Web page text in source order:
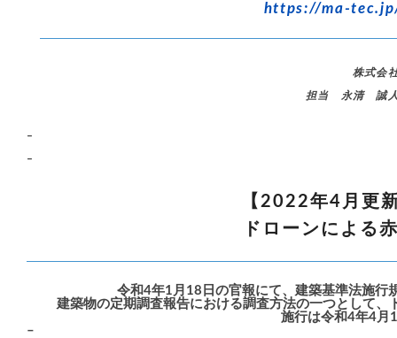
https://ma-
株式会
担当 永清 誠
–
–
【2022年4月更
ドローンによる
令和4年1月18日の官報にて、建築基準法施行
建築物の定期調査報告における調査方法の一つとして
施行は令和4年4月
–